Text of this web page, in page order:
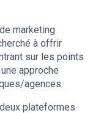
marketing
à offrir
sur les points
approche
agences.
plateformes